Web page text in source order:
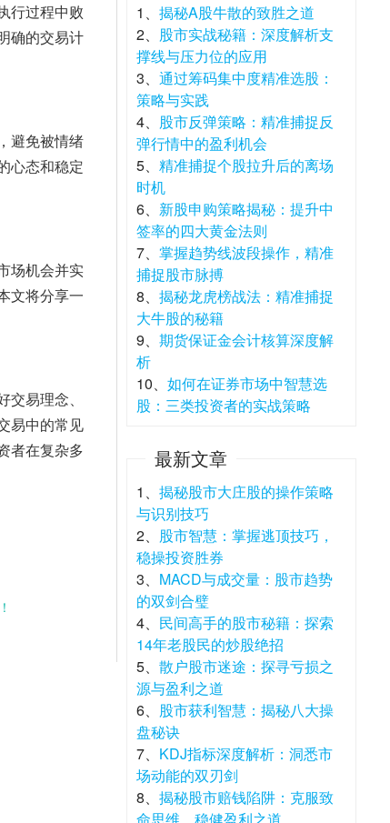
行过程中败
确的交易计
避免被情绪
心态和稳定
场机会并实
文将分享一
易理念、
易中的常见
者在复杂多
1、 揭秘A股牛散的致胜之道
2、 股市实战秘籍：深度解析支
撑线与压力位的应用
3、 通过筹码集中度精准选股：
策略与实践
4、 股市反弹策略：精准捕捉反
弹行情中的盈利机会
5、 精准捕捉个股拉升后的离场
时机
6、 新股申购策略揭秘：提升中
签率的四大黄金法则
7、 掌握趋势线波段操作，精准
捕捉股市脉搏
8、 揭秘龙虎榜战法：精准捕捉
大牛股的秘籍
9、 期货保证金会计核算深度解
析
10、 如何在证券市场中智慧选
股：三类投资者的实战策略
最新文章
1、 揭秘股市大庄股的操作策略
与识别技巧
2、 股市智慧：掌握逃顶技巧，
稳操投资胜券
3、 MACD与成交量：股市趋势
的双剑合璧
4、 民间高手的股市秘籍：探索
14年老股民的炒股绝招
5、 散户股市迷途：探寻亏损之
源与盈利之道
6、 股市获利智慧：揭秘八大操
盘秘诀
7、 KDJ指标深度解析：洞悉市
场动能的双刃剑
8、 揭秘股市赔钱陷阱：克服致